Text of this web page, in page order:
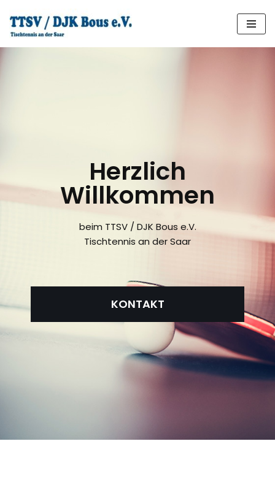
Zum
Inhalt
Herzlich
Willkommen
beim TTSV / DJK Bous e.V.
Tischtennis an der Saar
KONTAKT